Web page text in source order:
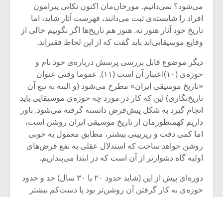
می‌شود؟ نمی‌دانیم. مورخان‌مان اکنون نکاتی پیرامون
افراد را شایسته‌ی ثبت می‌دانند، فهرست آثار شاید، اما
تاریخ خود آثار هنوز نه. هنوز هم تاریخ‌ها اگر نگوییم خالی از
وقایع موسیقایی‌اند باید گفت که از این لحاظ فقیراند.
دیگر موضوع قابل بررسی پرسش درباره‌ی خود نام و
حوزه‌ی (۱۰)اعتبار آن است (۱۱). عموما وقتی عنوان
«تاریخ موسیقی ایران» مطرح می‌شود (و البته به تبع آن
تاریخ‌نگاری) این که کار در مورد چه حوزه‌ی موسیقایی باید
انجام گیرد به شکل پیش‌فرض دانسته گرفته می‌شود. باور
داریم کهمنظورمان از تاریخ موسیقی ایران روشن است،
اما کمی دقت و ریزبینی بیشتر، مطابق معمول به خوبی
روشن خواهد ساخت که استدلال عقلی به نفع فرض‌های
اولیه گاه دشوارتر از آن است که در ابتدا می‌پنداریم.
دوره‌ای پیش از این (شاید حدود ۲۰ یا ۳۰ سال) حد و حدود
حوزه‌ی به کار گرفتن آن روشن‌تر بود یا دست‌کم بیشتر